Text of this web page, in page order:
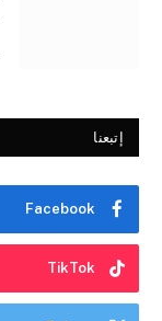
إتبعنا
Facebook
TikTok